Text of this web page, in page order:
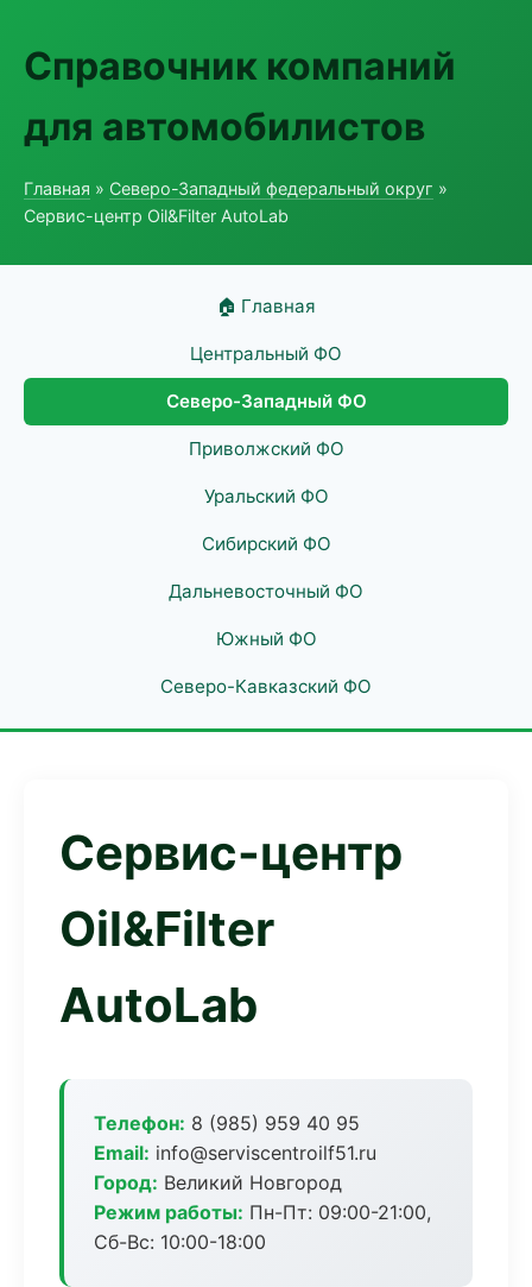
Справочник компаний
для автомобилистов
Главная » Северо-Западный федеральный округ »
Сервис-центр Oil&Filter AutoLab
🏠 Главная
Центральный ФО
Северо-Западный ФО
Приволжский ФО
Уральский ФО
Сибирский ФО
Дальневосточный ФО
Южный ФО
Северо-Кавказский ФО
Сервис-центр
Oil&Filter
AutoLab
Телефон: 8 (985) 959 40 95
Email: info@serviscentroilf51.ru
Город: Великий Новгород
Режим работы: Пн-Пт: 09:00-21:00,
Сб-Вс: 10:00-18:00